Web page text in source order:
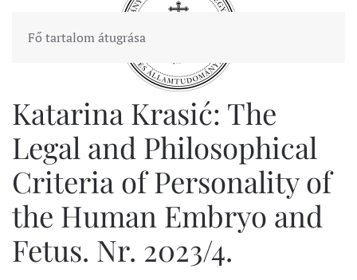
Fő tartalom átugrása
Katarina Krasić: The
Legal and Philosophical
Criteria of Personality of
the Human Embryo and
Fetus. Nr. 2023/4.